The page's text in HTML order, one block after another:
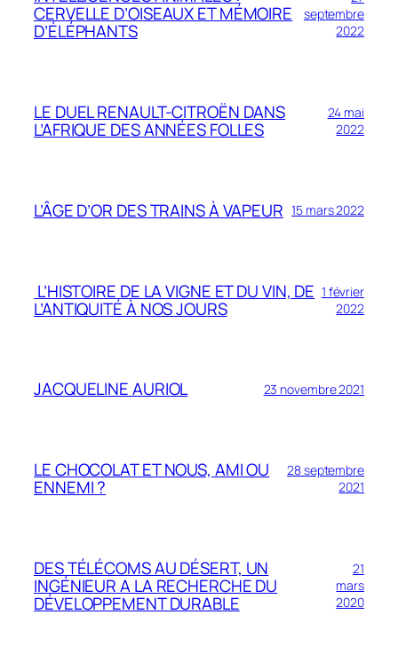
CERVELLE D’OISEAUX ET MÉMOIRE
D’ÉLÉPHANTS
septembre
2022
LE DUEL RENAULT-CITROËN DANS
L’AFRIQUE DES ANNÉES FOLLES
24 mai
2022
L’ÂGE D’OR DES TRAINS À VAPEUR 15 mars 2022
L’HISTOIRE DE LA VIGNE ET DU VIN, DE
L’ANTIQUITÉ À NOS JOURS
1 février
2022
JACQUELINE AURIOL 23 novembre 2021
LE CHOCOLAT ET NOUS, AMI OU
ENNEMI ?
28 septembre
2021
DES TÉLÉCOMS AU DÉSERT, UN
INGÉNIEUR A LA RECHERCHE DU
DÉVELOPPEMENT DURABLE
21
mars
2020